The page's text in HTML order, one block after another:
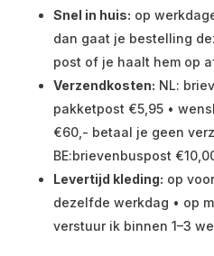
Snel in huis: op
dan gaat je bestelling
post of je haalt hem op
Verzendkosten: NL:
pakketpost €5,95 •
€60,- betaal je geen
BE:brievenbuspost
Levertijd kleding: op
dezelfde werkdag • op
verstuur ik binnen 1–3